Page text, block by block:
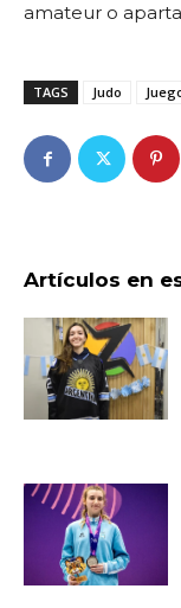
amateur o
TAGS Judo
Artículos en